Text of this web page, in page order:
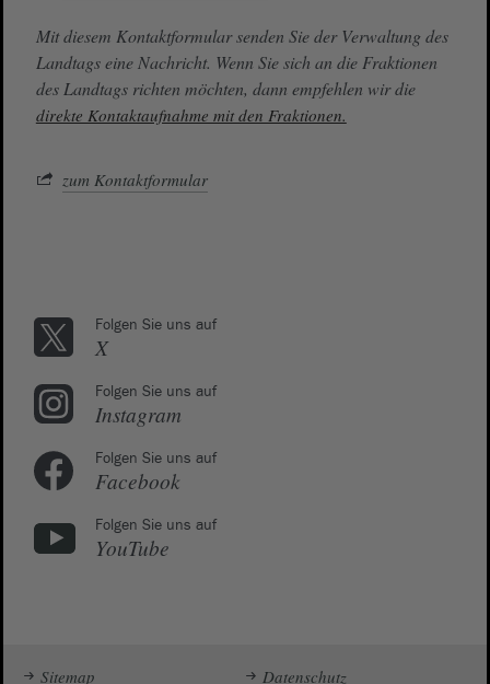
Mit diesem Kontaktformular senden Sie der Verwaltung des
Landtags eine Nachricht. Wenn Sie sich an die Fraktionen
des Landtags richten möchten, dann empfehlen wir die
direkte Kontaktaufnahme mit den Fraktionen.
zum Kontaktformular
Folgen Sie uns auf
X
Folgen Sie uns auf
Instagram
Folgen Sie uns auf
Facebook
Folgen Sie uns auf
YouTube
Sitemap Datenschutz